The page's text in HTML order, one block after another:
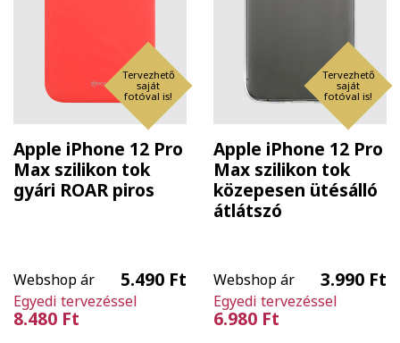
Tervezhető
saját
fotóval is!
Apple iPhone 12 Pro
Max szilikon tok
gyári ROAR piros
Webshop ár 5.490 Ft
Egyedi tervezéssel
8.480 Ft
Tervezhető
saját
fotóval is!
Apple iPhone 12 Pro
Max szilikon tok
közepesen ütésálló
átlátszó
Webshop ár 3.990 Ft
Egyedi tervezéssel
6.980 Ft